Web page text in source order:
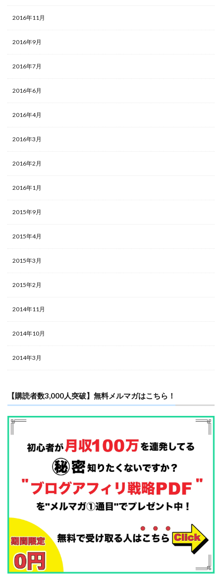
2016年11月
2016年9月
2016年7月
2016年6月
2016年4月
2016年3月
2016年2月
2016年1月
2015年9月
2015年4月
2015年3月
2015年2月
2014年11月
2014年10月
2014年3月
【購読者数3,000人突破】無料メルマガはこちら！